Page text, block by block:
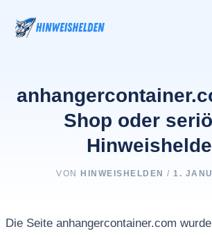
Inhalt
springen
Shop oder
VON HINWEISHELDEN / 1.
Die Seite anhangercontainer.com